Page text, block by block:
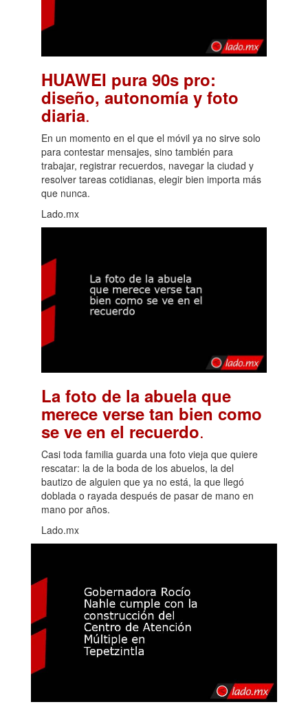
HUAWEI pura 90s pro:
diseño, autonomía y foto
diaria.
En un momento en el que el móvil ya no sirve solo
para contestar mensajes, sino también para
trabajar, registrar recuerdos, navegar la ciudad y
resolver tareas cotidianas, elegir bien importa más
que nunca.
Lado.mx
La foto de la abuela que
merece verse tan bien como
se ve en el recuerdo.
Casi toda familia guarda una foto vieja que quiere
rescatar: la de la boda de los abuelos, la del
bautizo de alguien que ya no está, la que llegó
doblada o rayada después de pasar de mano en
mano por años.
Lado.mx